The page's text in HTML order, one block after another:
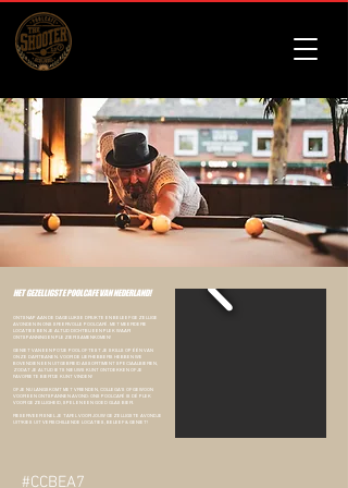
HET GEZELLIGSTE POOLCAFE VAN NEDERLAND!
ONTSNAP AAN DE DAGELIJKSE DRUKTE EN BELEEF GEZELLIGE
AVONDEN IN ONS SFEERVOLLE POOLCAFÉ. MET MEERDERE
LOCATIES BEN JE ALTIJD DICHTBIJ EEN PLEK WAAR
ONTSPANNING EN PLEZIER SAMENKOMEN!
GENIET VAN EEN POTJE POOL OF TEST JE SKILLS OP ÉÉN VAN
ONZE DARTBANEN. VOOR DE LIEFHEBBERS HEBBEN WE
BOVENDIEN EEN UITGEBREID ASSORTIMENT SPECIAALBIEREN,
ZODAT JE ALTIJD IETS NIEUWS KUNT ONTDEKKEN OF JE
FAVORIETE BIERTJE KUNT VINDEN!
OF JE NU LANGSKOMT MET VRIENDEN, COLLEGA’S OF GEWOON
VOOR EEN ONTSPANNEN AVOND: ONS POOLCAFÉ IS DÉ PLEK
VOOR GEZELLIGHEID, SPEL EN EEN GOED GLAS BIER.
RESERVEER SNEL JE TAFEL VOOR JOUW GEZELLIGSTE AVONDJE
UIT!
KIES UIT VERSCHILLENDE LOCATIES, BELEEF & GENIET!
#CCBEA7